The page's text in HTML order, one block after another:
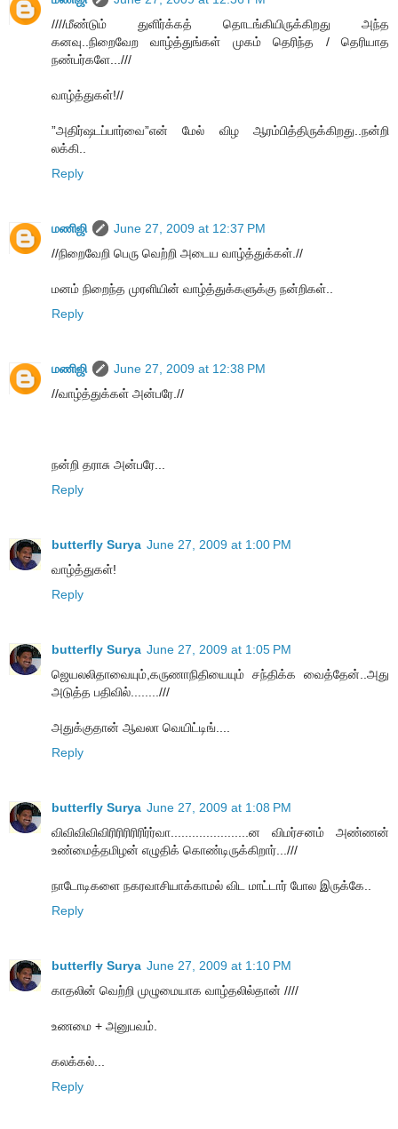
////மீண்டும் துளிர்க்கத் தொடங்கியிருக்கிறது அந்த
கனவு..நிறைவேற வாழ்த்துங்கள் முகம் தெரிந்த / தெரியாத
நண்பர்களே...///
வாழ்த்துகள்!//
”அதிர்ஷடப்பார்வை”என் மேல் விழ ஆரம்பித்திருக்கிறது..நன்றி
லக்கி..
Reply
மணிஜி
June 27, 2009 at 12:37 PM
//நிறைவேறி பெரு வெற்றி அடைய வாழ்த்துக்கள்.//
மனம் நிறைந்த முரளியின் வாழ்த்துக்களுக்கு நன்றிகள்..
Reply
மணிஜி
June 27, 2009 at 12:38 PM
//வாழ்த்துக்கள் அன்பரே.//
நன்றி தராசு அன்பரே...
Reply
butterfly Surya June 27, 2009 at 1:00 PM
வாழ்த்துகள்!
Reply
butterfly Surya June 27, 2009 at 1:05 PM
ஜெயலலிதாவையும்,கருணாநிதியையும் சந்திக்க வைத்தேன்..அது
அடுத்த பதிவில்........///
அதுக்குதான் ஆவலா வெயிட்டிங்....
Reply
butterfly Surya June 27, 2009 at 1:08 PM
விவிவிவிவிரிரிரிரிரிர்ர்வா......................ன விமர்சனம் அண்ணன்
உண்மைத்தமிழன் எழுதிக் கொண்டிருக்கிறார்...///
நாடோடிகளை நகரவாசியாக்காமல் விட மாட்டார் போல இருக்கே..
Reply
butterfly Surya June 27, 2009 at 1:10 PM
காதலின் வெற்றி முழுமையாக வாழ்தலில்தான் ////
உணமை + அனுபவம்.
கலக்கல்...
Reply